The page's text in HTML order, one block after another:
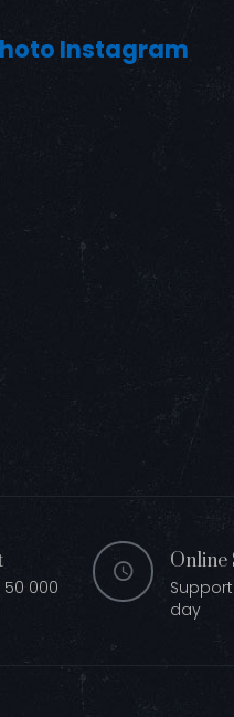
Instagram
000
Online
day